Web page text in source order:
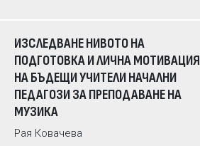
ИЗСЛЕДВАНЕ НИВОТО НА
ПОДГОТОВКА И ЛИЧНА МОТИВАЦИЯ
НА БЪДЕЩИ УЧИТЕЛИ НАЧАЛНИ
ПЕДАГОЗИ ЗА ПРЕПОДАВАНЕ НА
МУЗИКА
Рая Ковачева